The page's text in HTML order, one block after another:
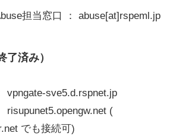
担当窓口 ： abuse[at]rspeml.jp
済み）
vpngate-sve5.d.rspnet.jp
(
でも接続可)